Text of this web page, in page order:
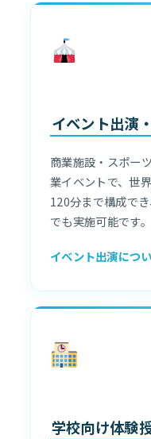
イベント出演
商業施設・スポー
業イベントで、世
120分まで構成で
でも実施可能です。
イベント出演につ
学校向け体験